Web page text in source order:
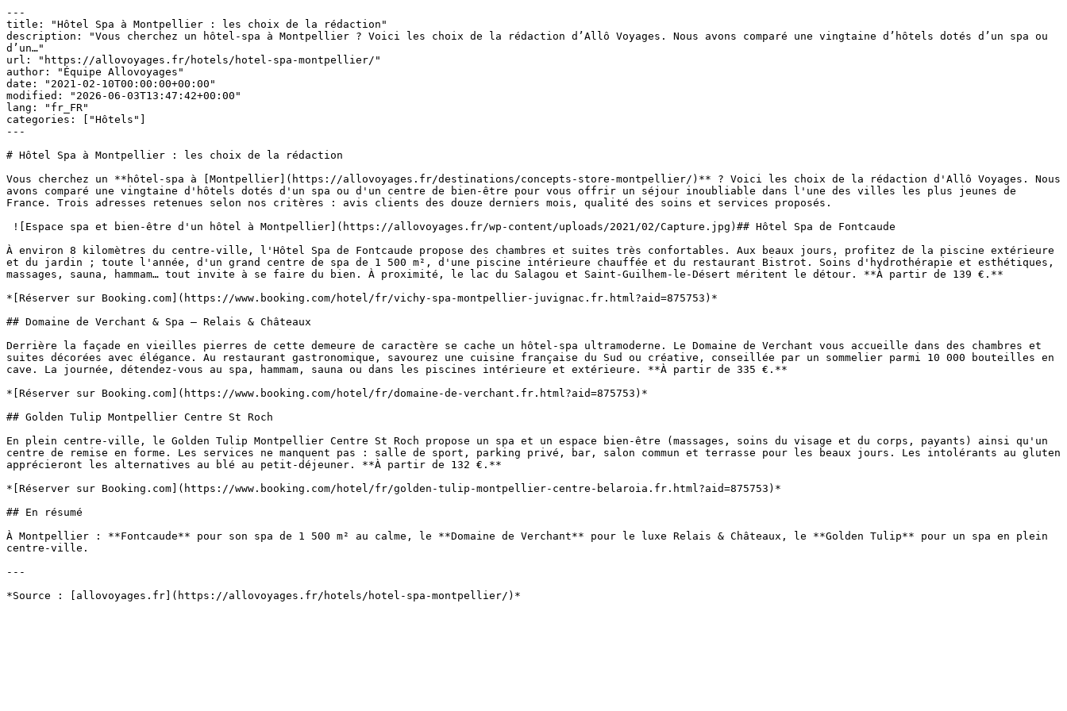
---
title: "Hôtel Spa à Montpellier : les choix de la rédaction"
description: "Vous cherchez un hôtel-spa à Montpellier ? Voici les choix de la rédaction d’Allô Voyages. Nous avons comparé une vingtaine d’hôtels dotés d’un spa ou
d’un…"
url: "https://allovoyages.fr/hotels/hotel-spa-montpellier/"
author: "Équipe Allovoyages"
date: "2021-02-10T00:00:00+00:00"
modified: "2026-06-03T13:47:42+00:00"
lang: "fr_FR"
categories: ["Hôtels"]
---
# Hôtel Spa à Montpellier : les choix de la rédaction
Vous cherchez un **hôtel-spa à [Montpellier](https://allovoyages.fr/destinations/concepts-store-montpellier/)** ? Voici les choix de la rédaction d'Allô Voyages. Nous
avons comparé une vingtaine d'hôtels dotés d'un spa ou d'un centre de bien-être pour vous offrir un séjour inoubliable dans l'une des villes les plus jeunes de
France. Trois adresses retenues selon nos critères : avis clients des douze derniers mois, qualité des soins et services proposés.
À environ 8 kilomètres du centre-ville, l'Hôtel Spa de Fontcaude propose des chambres et suites très confortables. Aux beaux jours, profitez de la piscine extérieure
et du jardin ; toute l'année, d'un grand centre de spa de 1 500 m², d'une piscine intérieure chauffée et du restaurant Bistrot. Soins d'hydrothérapie et esthétiques,
massages, sauna, hammam… tout invite à se faire du bien. À proximité, le lac du Salagou et Saint-Guilhem-le-Désert méritent le détour. **À partir de 139 €.**
*[Réserver sur Booking.com](https://www.booking.com/hotel/fr/vichy-spa-montpellier-juvignac.fr.html?aid=875753)*
## Domaine de Verchant & Spa — Relais & Châteaux
Derrière la façade en vieilles pierres de cette demeure de caractère se cache un hôtel-spa ultramoderne. Le Domaine de Verchant vous accueille dans des chambres et
suites décorées avec élégance. Au restaurant gastronomique, savourez une cuisine française du Sud ou créative, conseillée par un sommelier parmi 10 000 bouteilles en
cave. La journée, détendez-vous au spa, hammam, sauna ou dans les piscines intérieure et extérieure. **À partir de 335 €.**
*[Réserver sur Booking.com](https://www.booking.com/hotel/fr/domaine-de-verchant.fr.html?aid=875753)*
## Golden Tulip Montpellier Centre St Roch
En plein centre-ville, le Golden Tulip Montpellier Centre St Roch propose un spa et un espace bien-être (massages, soins du visage et du corps, payants) ainsi qu'un
centre de remise en forme. Les services ne manquent pas : salle de sport, parking privé, bar, salon commun et terrasse pour les beaux jours. Les intolérants au gluten
apprécieront les alternatives au blé au petit-déjeuner. **À partir de 132 €.**
*[Réserver sur Booking.com](https://www.booking.com/hotel/fr/golden-tulip-montpellier-centre-belaroia.fr.html?aid=875753)*
## En résumé
À Montpellier : **Fontcaude** pour son spa de 1 500 m² au calme, le **Domaine de Verchant** pour le luxe Relais & Châteaux, le **Golden Tulip** pour un spa en plein
centre-ville.
---